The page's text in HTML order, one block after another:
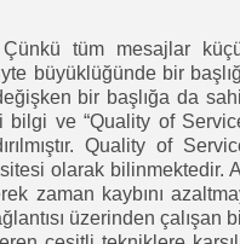
tüm mesajlar
büyüklüğünde bir
bir başlığa da
bilgi ve “Quality of
Quality of
olarak bilinmektedir.
zaman kaybını
üzerinden çalışan